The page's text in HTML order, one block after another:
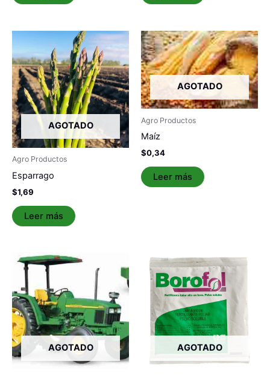
AGOTADO
Agro Productos
Esparrago
$1,69
Leer más
AGOTADO
Agro Productos
Maíz
$0,34
Leer más
AGOTADO AGOTADO